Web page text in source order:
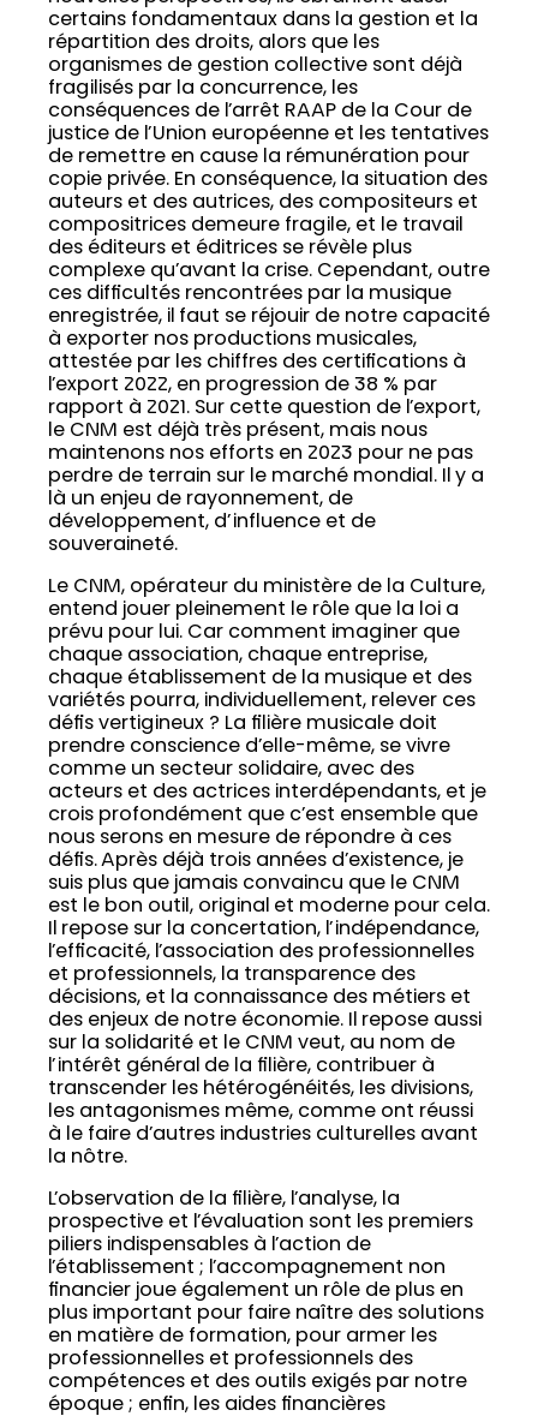
certains fondamentaux dans la gestion et la
répartition des droits, alors que les
organismes de gestion collective sont déjà
fragilisés par la concurrence, les
conséquences de l’arrêt RAAP de la Cour de
justice de l’Union européenne et les tentatives
de remettre en cause la rémunération pour
copie privée. En conséquence, la situation des
auteurs et des autrices, des compositeurs et
compositrices demeure fragile, et le travail
des éditeurs et éditrices se révèle plus
complexe qu’avant la crise. Cependant, outre
ces difficultés rencontrées par la musique
enregistrée, il faut se réjouir de notre capacité
à exporter nos productions musicales,
attestée par les chiffres des certifications à
l’export 2022, en progression de 38 % par
rapport à 2021. Sur cette question de l’export,
le CNM est déjà très présent, mais nous
maintenons nos efforts en 2023 pour ne pas
perdre de terrain sur le marché mondial. Il y a
là un enjeu de rayonnement, de
développement, d’influence et de
souveraineté.
Le CNM, opérateur du ministère de la Culture,
entend jouer pleinement le rôle que la loi a
prévu pour lui. Car comment imaginer que
chaque association, chaque entreprise,
chaque établissement de la musique et des
variétés pourra, individuellement, relever ces
défis vertigineux ? La filière musicale doit
prendre conscience d’elle-même, se vivre
comme un secteur solidaire, avec des
acteurs et des actrices interdépendants, et je
crois profondément que c’est ensemble que
nous serons en mesure de répondre à ces
défis. Après déjà trois années d’existence, je
suis plus que jamais convaincu que le CNM
est le bon outil, original et moderne pour cela.
Il repose sur la concertation, l’indépendance,
l’efficacité, l’association des professionnelles
et professionnels, la transparence des
décisions, et la connaissance des métiers et
des enjeux de notre économie. Il repose aussi
sur la solidarité et le CNM veut, au nom de
l’intérêt général de la filière, contribuer à
transcender les hétérogénéités, les divisions,
les antagonismes même, comme ont réussi
à le faire d’autres industries culturelles avant
la nôtre.
L’observation de la filière, l’analyse, la
prospective et l’évaluation sont les premiers
piliers indispensables à l’action de
l’établissement ; l’accompagnement non
financier joue également un rôle de plus en
plus important pour faire naître des solutions
en matière de formation, pour armer les
professionnelles et professionnels des
compétences et des outils exigés par notre
époque ; enfin, les aides financières